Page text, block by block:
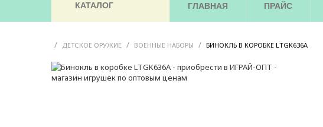
КАТАЛОГ ГЛАВНАЯ ПРАЙС
/ ДЕТСКОЕ ОРУЖИЕ / ВОЕННЫЕ НАБОРЫ / БИНОКЛЬ В КОРОБКЕ LTGK636A